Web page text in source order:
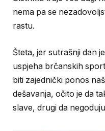
nema pa se
rastu.
Šteta, jer sutrašnji dan
uspjeha brčanskih
biti zajednički ponos
dešavanja, očito je da
slave, drugi da